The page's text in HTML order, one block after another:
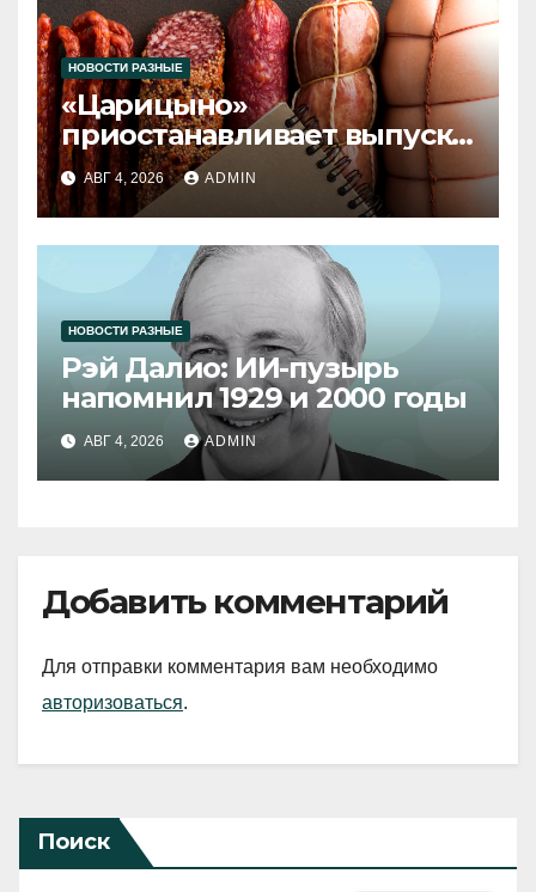
НОВОСТИ РАЗНЫЕ
«Царицыно»
приостанавливает выпуск
продукции
АВГ 4, 2026 ADMIN
НОВОСТИ РАЗНЫЕ
Рэй Далио: ИИ-пузырь
напомнил 1929 и 2000 годы
АВГ 4, 2026 ADMIN
Добавить комментарий
Для отправки комментария вам необходимо
авторизоваться.
Поиск